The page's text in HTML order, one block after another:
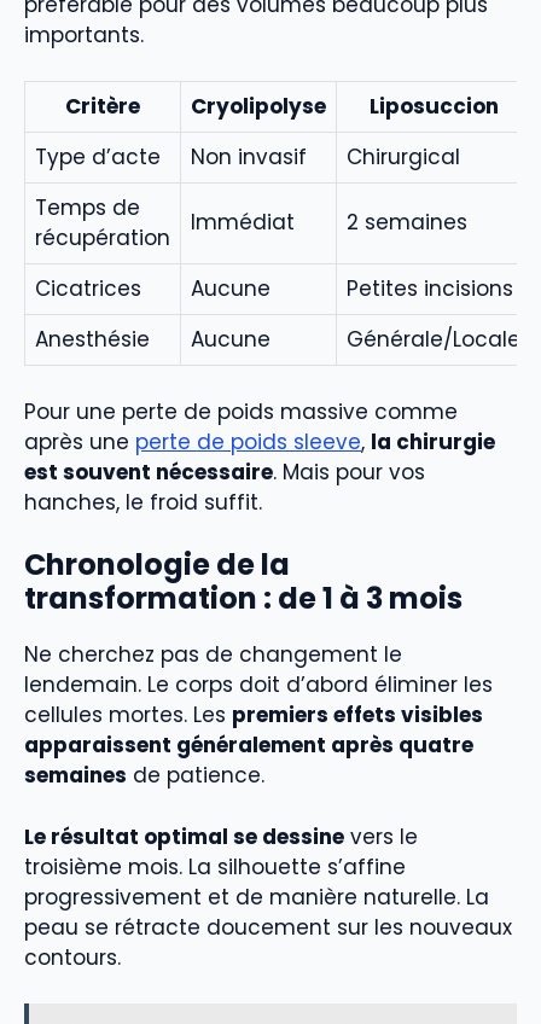
importants.
Critère Cryolipolyse
Liposuccion
Type d’acte
Non invasif
Chirurgical
Temps de
récupération
Immédiat 2 semaines
Cicatrices Aucune
Petites incisions
Anesthésie
Aucune Générale/Locale
Pour une perte de poids massive comme
après une perte de poids sleeve, la chirurgie
est souvent nécessaire. Mais pour vos
hanches, le froid suffit.
Chronologie de la
transformation : de 1 à 3 mois
Ne cherchez pas de changement le
lendemain. Le corps doit d’abord éliminer les
cellules mortes. Les premiers effets visibles
apparaissent généralement après quatre
semaines de patience.
Le résultat optimal se dessine vers le
troisième mois. La silhouette s’affine
progressivement et de manière naturelle. La
peau se rétracte doucement sur les nouveaux
contours.